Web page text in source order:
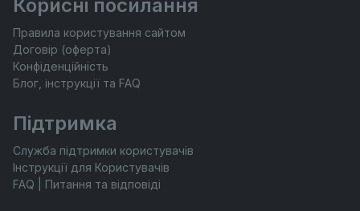
Корисні посилання
Правила користування сайтом
Договір (оферта)
Конфіденційність
Блог, інструкції та FAQ
Підтримка
Служба підтримки користувачів
Інструкції для Користувачів
FAQ | Питання та відповіді